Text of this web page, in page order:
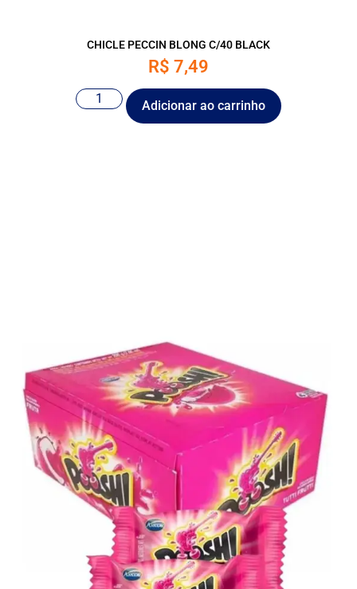
CHICLE PECCIN BLONG C/40 BLACK
R$ 7,49
Adicionar ao carrinho